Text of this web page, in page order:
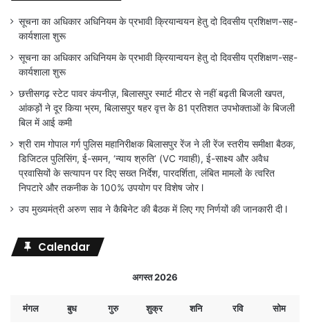
सूचना का अधिकार अधिनियम के प्रभावी क्रियान्वयन हेतु दो दिवसीय प्रशिक्षण-सह-
कार्यशाला शुरू
सूचना का अधिकार अधिनियम के प्रभावी क्रियान्वयन हेतु दो दिवसीय प्रशिक्षण-सह-
कार्यशाला शुरू
छत्तीसगढ़ स्टेट पावर कंपनीज़, बिलासपुर स्मार्ट मीटर से नहीं बढ़ती बिजली खपत,
आंकड़ों ने दूर किया भ्रम, बिलासपुर षहर वृत्त केे 81 प्रतिशत उपभोक्ताओं के बिजली
बिल में आई कमी
श्री राम गोपाल गर्ग पुलिस महानिरीक्षक बिलासपुर रेंज ने ली रेंज स्तरीय समीक्षा बैठक,
डिजिटल पुलिसिंग, ई-समन, ‘न्याय श्रुति’ (VC गवाही), ई-साक्ष्य और अवैध
प्रवासियों के सत्यापन पर दिए सख्त निर्देश, पारदर्शिता, लंबित मामलों के त्वरित
निपटारे और तकनीक के 100% उपयोग पर विशेष जोर l
उप मुख्यमंत्री अरुण साव ने कैबिनेट की बैठक में लिए गए निर्णयों की जानकारी दी l
Calendar
अगस्त 2026
मंगल बुध गुरु शुक्र शनि रवि सोम